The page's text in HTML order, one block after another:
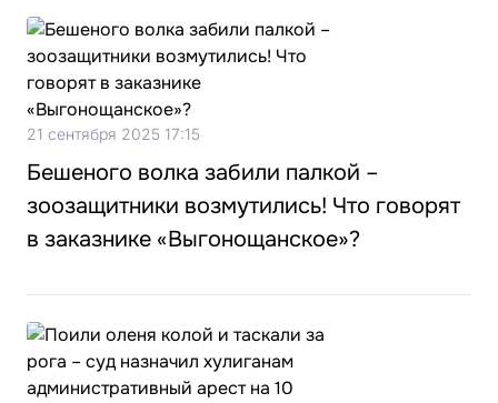
21 сентября 2025 17:15
Бешеного волка забили палкой –
зоозащитники возмутились! Что говорят
в заказнике «Выгонощанское»?